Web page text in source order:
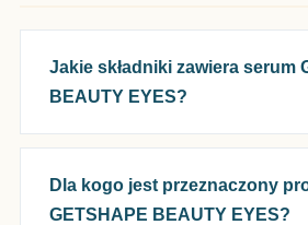
Jakie składniki zawiera serum
BEAUTY EYES?
Dla kogo jest przeznaczony
GETSHAPE BEAUTY EYES?